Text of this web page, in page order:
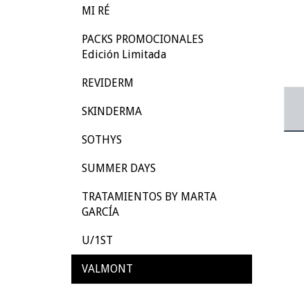
MI RÉ
PACKS PROMOCIONALES
Edición Limitada
REVIDERM
SKINDERMA
SOTHYS
SUMMER DAYS
TRATAMIENTOS BY MARTA
GARCÍA
U/1ST
VALMONT